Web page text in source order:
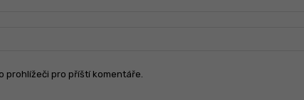
prohlížeči pro příští komentáře.